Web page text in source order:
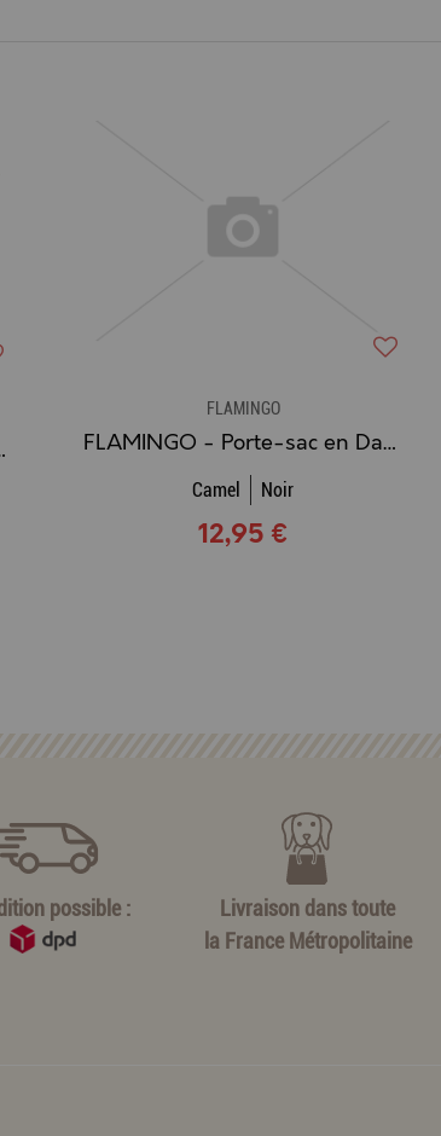
- marron)
FLAMINGO
FLAMINGO - Porte-sac en Daim à Rouleaux de Sacs à Déjections
Camel Noir
12,95 €
possible :
Livraison dans toute
la France Métropolitaine